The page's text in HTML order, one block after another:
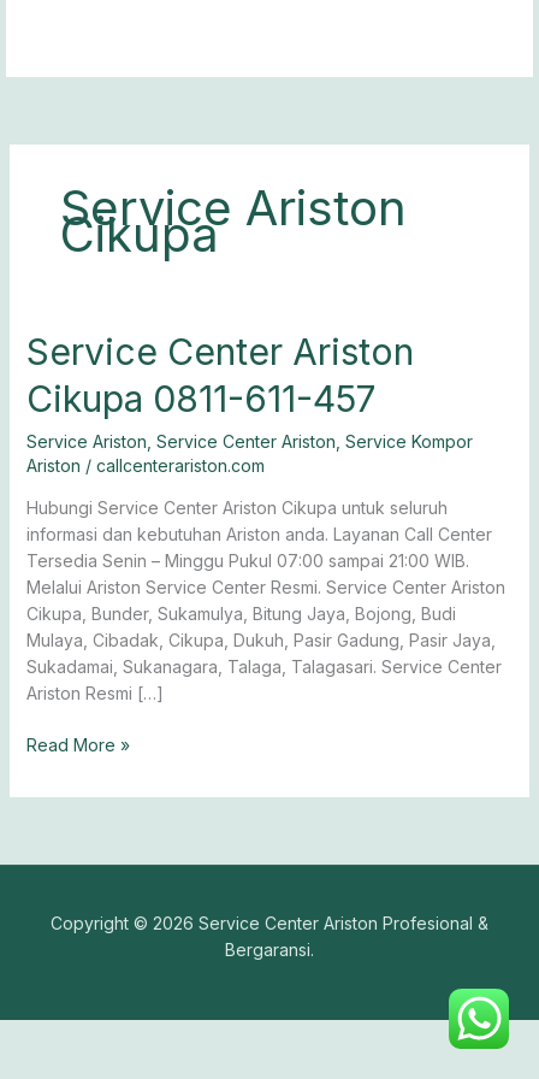
Service Ariston
Cikupa
Service Center Ariston
Cikupa 0811-611-457
Service Ariston Service Center Ariston Service Kompor
Ariston / callcenterariston.com
Hubungi Service Center Ariston Cikupa untuk seluruh
informasi dan kebutuhan Ariston anda. Layanan Call Center
Tersedia Senin – Minggu Pukul 07:00 sampai 21:00 WIB.
Melalui Ariston Service Center Resmi. Service Center Ariston
Cikupa, Bunder, Sukamulya, Bitung Jaya, Bojong, Budi
Mulaya, Cibadak, Cikupa, Dukuh, Pasir Gadung, Pasir Jaya,
Sukadamai, Sukanagara, Talaga, Talagasari. Service Center
Ariston Resmi […]
Service
Center
Ariston
0811-
611-
457
Read More »
Copyright © 2026 Service Center Ariston Profesional &
Bergaransi.